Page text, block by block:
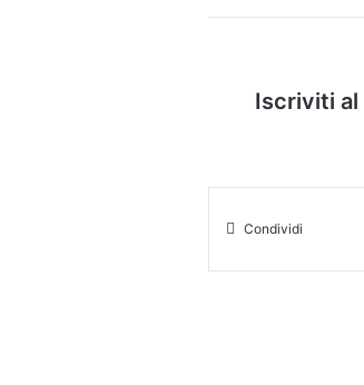
Iscriviti al
Condividi